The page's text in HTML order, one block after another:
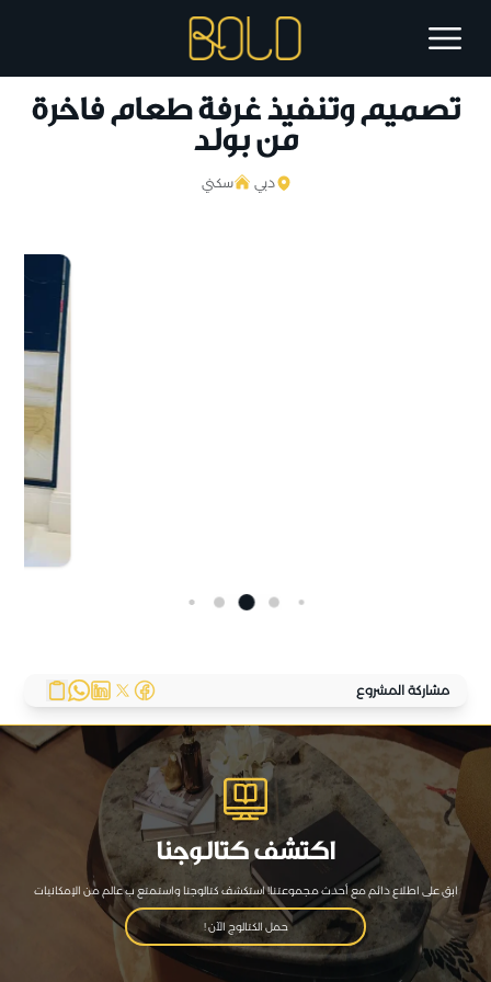
تصميم وتنفيذ غرفة طعام فاخرة
من بولد
دبي سكني
مشاركة المشروع
اكتشف كتالوجنا
ابق على اطلاع دائم مع أحدث مجموعتنا! استكشف كتالوجنا واستمتع ب عالم من الإمكانيات
حمل الكتالوج الآن !